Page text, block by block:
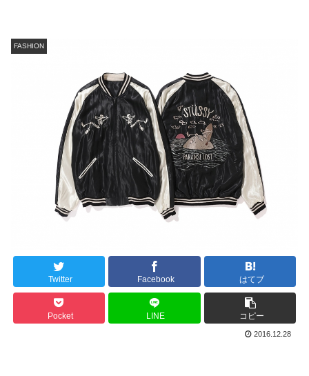
FASHION
Twitter Facebook はてブ
Pocket LINE コピー
2016.12.28